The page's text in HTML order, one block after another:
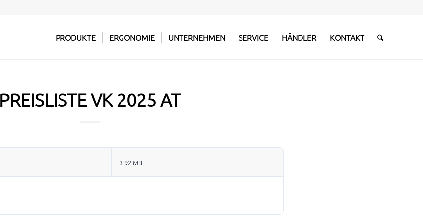
PRODUKTE ERGONOMIE UNTERNEHMEN SERVICE HÄNDLER KONTAKT
PREISLISTE VK 2025 AT
3.92 MB